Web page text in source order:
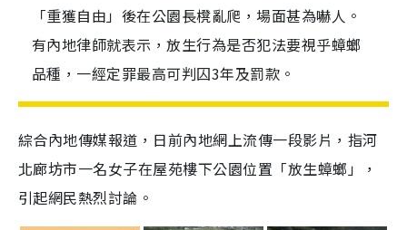
「重獲自由」後在公園長櫈亂爬，場面甚為嚇人。
有內地律師就表示，放生行為是否犯法要視乎蟑螂
品種，一經定罪最高可判囚3年及罰款。
綜合內地傳媒報道，日前內地網上流傳一段影片，指河
北廊坊市一名女子在屋苑樓下公園位置「放生蟑螂」，
引起網民熱烈討論。